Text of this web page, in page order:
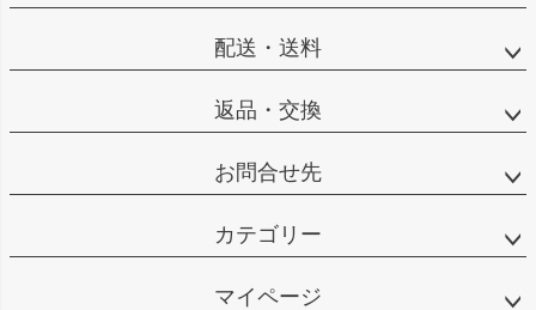
配送・送料
返品・交換
お問合せ先
カテゴリー
マイページ